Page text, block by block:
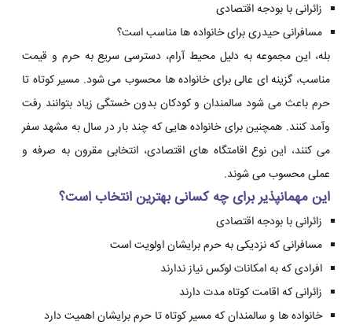
زائرانی با بودجه اقتصادی
مسافرانی حیدری برای خانواده ها مناسب است؟
بله، این مجموعه به دلیل محیط آرام، دسترسی سریع به حرم و قیمت
مناسب، گزینه ای عالی برای خانواده ها محسوب می شود. مسیر کوتاه تا
حرم باعث می شود سالمندان و کودکان بدون خستگی زیاد بتوانند رفت
وآمد کنند. همچنین برای خانواده هایی که چند بار در سال به مشهد سفر
می کنند، این نوع اقامتگاه های اقتصادی، انتخابی مقرون به صرفه و
عملی محسوب می شوند.
این مهمانپذیر برای چه کسانی بهترین انتخاب است؟
زائرانی با بودجه اقتصادی
مسافرانی که نزدیکی به حرم برایشان اولویت است
افرادی که به امکانات لوکس نیاز ندارند
زائرانی که اقامت کوتاه مدت دارند
خانواده ها و سالمندان که مسیر کوتاه تا حرم برایشان اهمیت دارد